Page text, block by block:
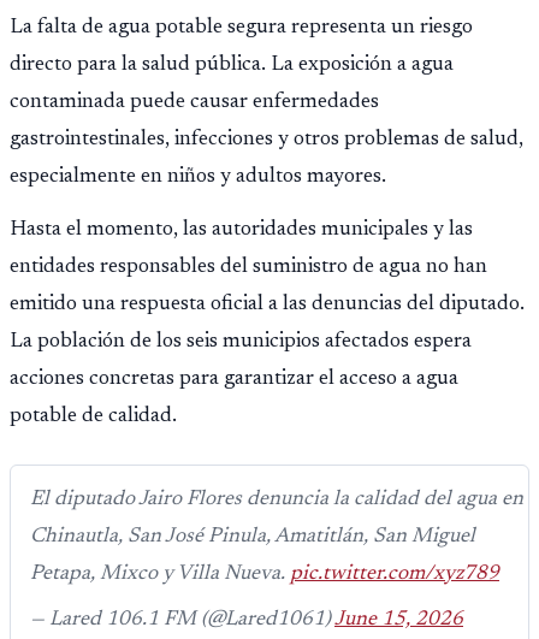
La falta de agua potable segura representa un riesgo
directo para la salud pública. La exposición a agua
contaminada puede causar enfermedades
gastrointestinales, infecciones y otros problemas de salud,
especialmente en niños y adultos mayores.
Hasta el momento, las autoridades municipales y las
entidades responsables del suministro de agua no han
emitido una respuesta oficial a las denuncias del diputado.
La población de los seis municipios afectados espera
acciones concretas para garantizar el acceso a agua
potable de calidad.
El diputado Jairo Flores denuncia la calidad del agua en
Chinautla, San José Pinula, Amatitlán, San Miguel
Petapa, Mixco y Villa Nueva. pic.twitter.com/xyz789
— Lared 106.1 FM (@Lared1061)June 15, 2026